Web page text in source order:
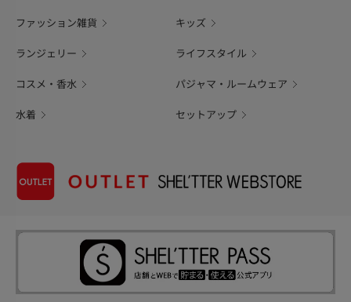
ファッション雑貨 キッズ
ランジェリー ライフスタイル
コスメ・香水 パジャマ・ルームウェア
水着 セットアップ